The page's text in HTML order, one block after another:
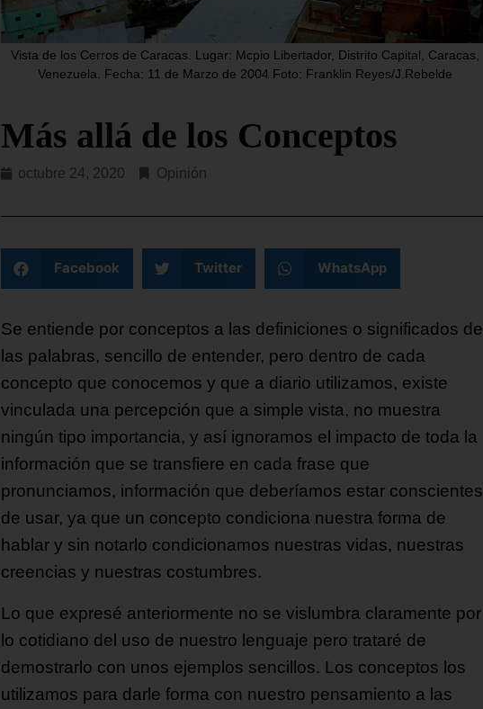
Estados Unidos (SOUTHCOM, en
inglés) ha lanzado este martes la
llamada Fuerza Operativa Conjunta
este martes que en ese estado
costero hay, al menos,
SEGUIR LEYENDO...
Vista de los Cerros de Caracas. Lugar: Mcpio Libertador, Distrito Capital, Caracas,
Venezuela. Fecha: 11 de Marzo de 2004 Foto: Franklin Reyes/J.Rebelde
Más allá de los Conceptos
octubre 24, 2020 Opinión
Facebook Twitter WhatsApp
Se entiende por conceptos a las definiciones o significados de
las palabras, sencillo de entender, pero dentro de cada
concepto que conocemos y que a diario utilizamos, existe
vinculada una percepción que a simple vista, no muestra
ningún tipo importancia, y así ignoramos el impacto de toda la
información que se transfiere en cada frase que
pronunciamos, información que deberíamos estar conscientes
de usar, ya que un concepto condiciona nuestra forma de
hablar y sin notarlo condicionamos nuestras vidas, nuestras
creencias y nuestras costumbres.
Lo que expresé anteriormente no se vislumbra claramente por
lo cotidiano del uso de nuestro lenguaje pero trataré de
demostrarlo con unos ejemplos sencillos. Los conceptos los
utilizamos para darle forma con nuestro pensamiento a las